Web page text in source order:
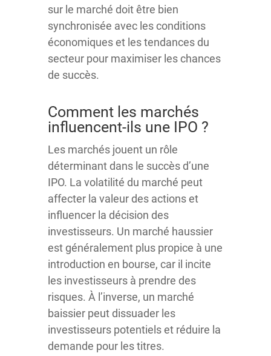
sur le marché doit être bien
synchronisée avec les conditions
économiques et les tendances du
secteur pour maximiser les chances
de succès.
Comment les marchés
influencent-ils une IPO ?
Les marchés jouent un rôle
déterminant dans le succès d’une
IPO. La volatilité du marché peut
affecter la valeur des actions et
influencer la décision des
investisseurs. Un marché haussier
est généralement plus propice à une
introduction en bourse, car il incite
les investisseurs à prendre des
risques. À l’inverse, un marché
baissier peut dissuader les
investisseurs potentiels et réduire la
demande pour les titres.